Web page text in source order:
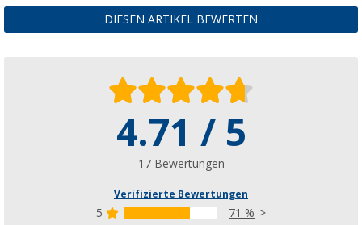
abCHF 179,- UVPCHF 219,00
Eindrehhilfe, 134-teilig
CHF 49,95 UVP
DIESEN ARTIKEL BEWERTEN
4.71 / 5
17 Bewertungen
Verifizierte Bewertungen
5
71 %